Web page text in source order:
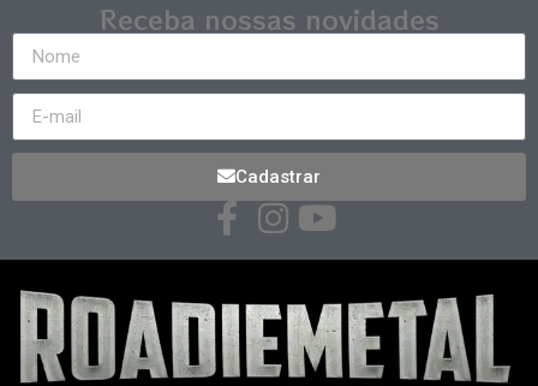
Receba nossas novidades
Cadastrar